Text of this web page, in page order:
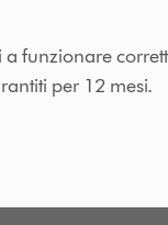
funzionare
per 12 mesi.